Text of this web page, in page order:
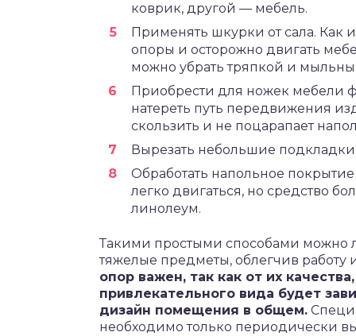
коврик, другой — мебель.
Применять шкурки от сала. Как
опоры и осторожно двигать
можно убрать тряпкой и
Приобрести для ножек мебели
натереть путь передвижения
скользить и не поцарапает
Вырезать небольшие
Обработать напольное
легко двигаться, но средство
линолеум.
Такими простыми способами можно
тяжелые предметы, облегчив
опор важен, так как от их
привлекательного вида будет
дизайн помещения в общем.
необходимо только периодически